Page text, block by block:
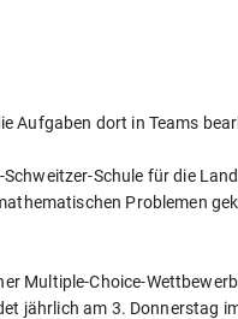
Aufgaben dort in Teams
Schule für die
Problemen
Multiple-Choice-
jährlich am 3. Donnerstag